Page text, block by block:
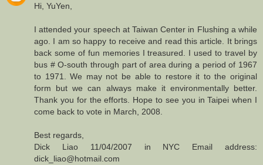
Hi, YuYen,
I attended your speech at Taiwan Center in Flushing a while
ago. I am so happy to receive and read this article. It brings
back some of fun memories I treasured. I used to travel by
bus # O-south through part of area during a period of 1967
to 1971. We may not be able to restore it to the original
form but we can always make it environmentally better.
Thank you for the efforts. Hope to see you in Taipei when I
come back to vote in March, 2008.
Best regards,
Dick Liao 11/04/2007 in NYC Email address:
dick_liao@hotmail.com